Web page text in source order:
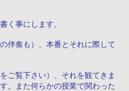
く事にします。
伴奏も）、本番とそれに際して
ご覧下さい）、それを観てきま
。また何らかの授業で関わった